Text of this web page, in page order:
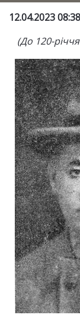
12.04.2023 08:38
(До 120-